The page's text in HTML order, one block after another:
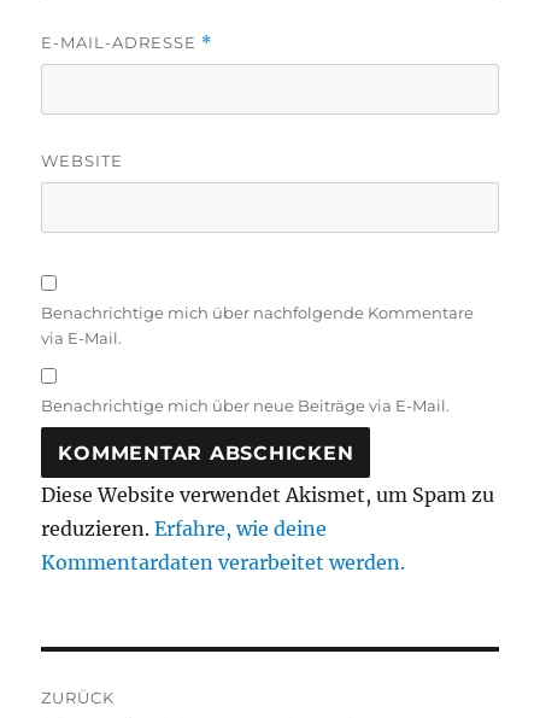
E-MAIL-ADRESSE *
WEBSITE
Benachrichtige mich über nachfolgende Kommentare
via E-Mail.
Benachrichtige mich über neue Beiträge via E-Mail.
Diese Website verwendet Akismet, um Spam zu
reduzieren.Erfahre, wie deine
Kommentardaten verarbeitet werden.
ZURÜCK